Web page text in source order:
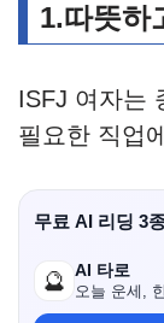
1.따뜻하
ISFJ 여자는
필요한 직업
무료 AI 리딩 3
🔮 AI 타로
오늘 운세,